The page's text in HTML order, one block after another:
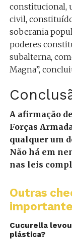
constitucional,
civil,
soberania
poderes
subalterna,
Magna”,
A afirmação
Forças
qualquer um
Não há em
nas leis
Outras
Cucurella
plástica?